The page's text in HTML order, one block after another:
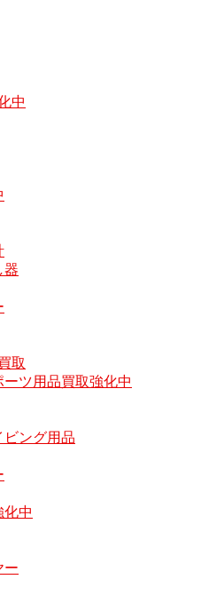
中
器
取
ツ用品買取強化中
ビング用品
化中
ー